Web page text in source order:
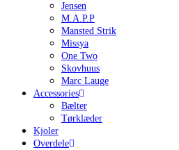
Jensen
M.A.P.P
Mansted Strik
Missya
One Two
Skovhuus
Marc Lauge
Accessories
Bælter
Tørklæder
Kjoler
Overdele